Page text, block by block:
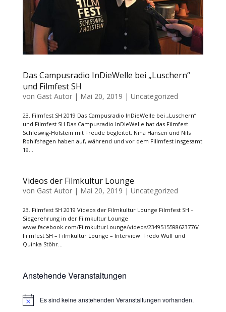
Das Campusradio InDieWelle bei „Luschern“
und Filmfest SH
von Gast Autor| Mai 20, 2019 | Uncategorized
23. Filmfest SH 2019 Das Campusradio InDieWelle bei „Luschern“
und Filmfest SH Das Campusradio InDieWelle hat das Filmfest
Schleswig-Holstein mit Freude begleitet. Nina Hansen und Nils
Rohlfshagen haben auf, während und vor dem Fillmfest insgesamt
19...
Videos der Filmkultur Lounge
von Gast Autor| Mai 20, 2019 | Uncategorized
23. Filmfest SH 2019 Videos der Filmkultur Lounge Filmfest SH –
Siegerehrung in der Filmkultur Lounge
www.facebook.com/FilmkulturLounge/videos/2349515598623776/
Filmfest SH – Filmkultur Lounge – Interview: Fredo Wulf und
Quinka Stöhr...
Anstehende Veranstaltungen
HinweisEs sind keine anstehenden Veranstaltungen vorhanden.